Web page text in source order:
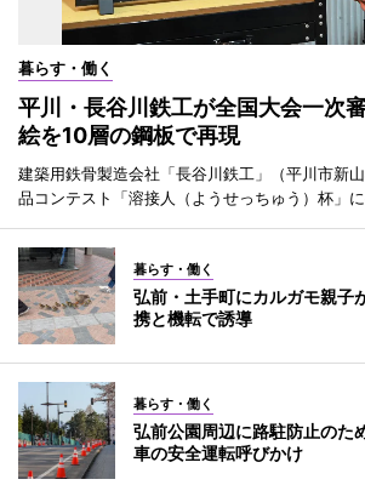
暮らす・働く
平川・長谷川鉄工が全国大会一次
絵を10層の鋼板で再現
建築用鉄骨製造会社「長谷川鉄工」（平川市新
品コンテスト「溶接人（ようせっちゅう）杯」に
暮らす・働く
弘前・土手町にカルガモ親
携と機転で誘導
暮らす・働く
弘前公園周辺に路駐防止の
車の安全運転呼びかけ